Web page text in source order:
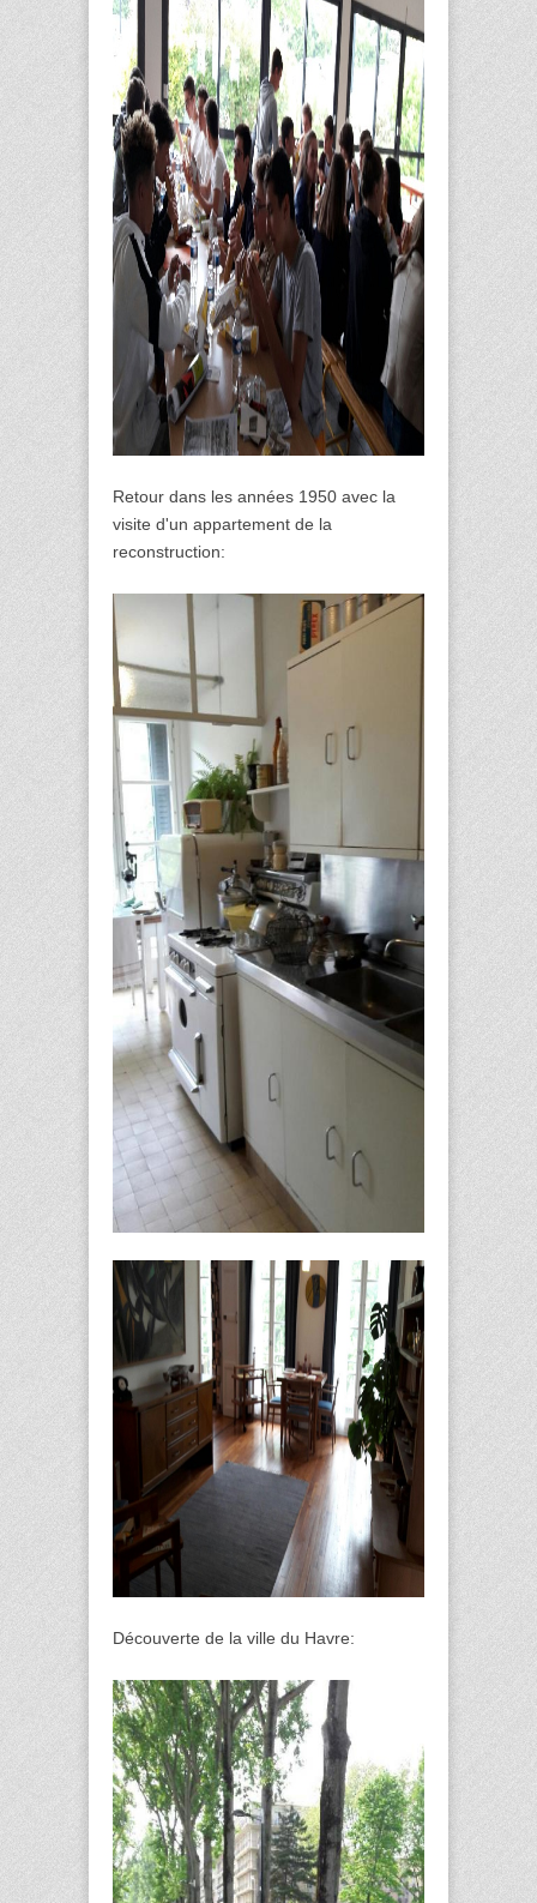
Retour dans les années 1950 avec la
visite d'un appartement de la
reconstruction:
Découverte de la ville du Havre: